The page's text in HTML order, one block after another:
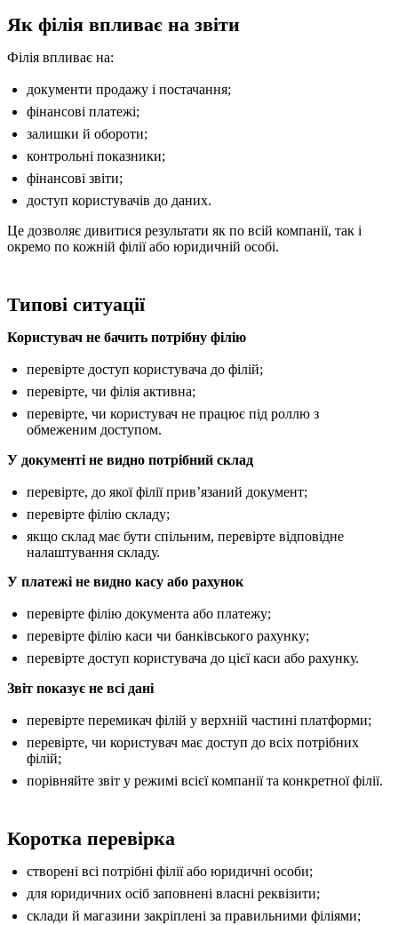
Як філія впливає на звіти
Філія впливає на:
документи продажу і постачання;
фінансові платежі;
залишки й обороти;
контрольні показники;
фінансові звіти;
доступ користувачів до даних.
Це дозволяє дивитися результати як по всій компанії, так і
окремо по кожній філії або юридичній особі.
Типові ситуації
Користувач не бачить потрібну філію
перевірте доступ користувача до філій;
перевірте, чи філія активна;
перевірте, чи користувач не працює під роллю з
обмеженим доступом.
У документі не видно потрібний склад
перевірте, до якої філії привʼязаний документ;
перевірте філію складу;
якщо склад має бути спільним, перевірте відповідне
налаштування складу.
У платежі не видно касу або рахунок
перевірте філію документа або платежу;
перевірте філію каси чи банківського рахунку;
перевірте доступ користувача до цієї каси або рахунку.
Звіт показує не всі дані
перевірте перемикач філій у верхній частині платформи;
перевірте, чи користувач має доступ до всіх потрібних
філій;
порівняйте звіт у режимі всієї компанії та конкретної філії.
Коротка перевірка
створені всі потрібні філії або юридичні особи;
для юридичних осіб заповнені власні реквізити;
склади й магазини закріплені за правильними філіями;